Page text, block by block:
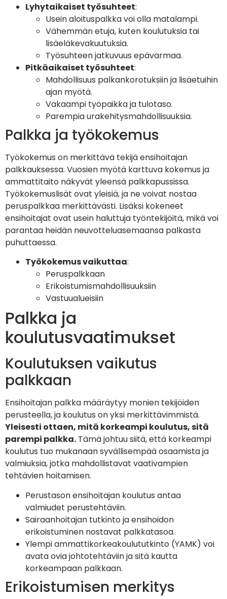
Lyhytaikaiset työsuhteet:
Usein aloituspalkka voi olla matalampi.
Vähemmän etuja, kuten koulutuksia tai
lisäeläkevakuutuksia.
Työsuhteen jatkuvuus epävarmaa.
Pitkäaikaiset työsuhteet:
Mahdollisuus palkankorotuksiin ja lisäetuihin
ajan myötä.
Vakaampi työpaikka ja tulotaso.
Parempia urakehitysmahdollisuuksia.
Palkka ja työkokemus
Työkokemus on merkittävä tekijä ensihoitajan
palkkauksessa. Vuosien myötä karttuva kokemus ja
ammattitaito näkyvät yleensä palkkapussissa.
Työkokemuslisät ovat yleisiä, ja ne voivat nostaa
peruspalkkaa merkittävästi. Lisäksi kokeneet
ensihoitajat ovat usein haluttuja työntekijöitä, mikä voi
parantaa heidän neuvotteluasemaansa palkasta
puhuttaessa.
Työkokemus vaikuttaa:
Peruspalkkaan
Erikoistumismahdollisuuksiin
Vastuualueisiin
Palkka ja
koulutusvaatimukset
Koulutuksen vaikutus
palkkaan
Ensihoitajan palkka määräytyy monien tekijöiden
perusteella, ja koulutus on yksi merkittävimmistä.
Yleisesti ottaen, mitä korkeampi koulutus, sitä
parempi palkka. Tämä johtuu siitä, että korkeampi
koulutus tuo mukanaan syvällisempää osaamista ja
valmiuksia, jotka mahdollistavat vaativampien
tehtävien hoitamisen.
Perustason ensihoitajan koulutus antaa
valmiudet perustehtäviin.
Sairaanhoitajan tutkinto ja ensihoidon
erikoistuminen nostavat palkkatasoa.
Ylempi ammattikorkeakoulututkinto (YAMK) voi
avata ovia johtotehtäviin ja sitä kautta
korkeampaan palkkaan.
Erikoistumisen merkitys